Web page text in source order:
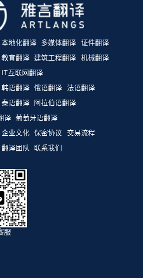
本地化翻译 多媒体翻译 证件翻译
教育翻译 建筑工程翻译 机械翻译
IT互联网翻译
韩语翻译 俄语翻译
法语翻译
泰语翻译 阿拉伯语翻译
译 葡萄牙语翻译
企业文化 保密协议
交易流程
翻译团队
联系我们
服